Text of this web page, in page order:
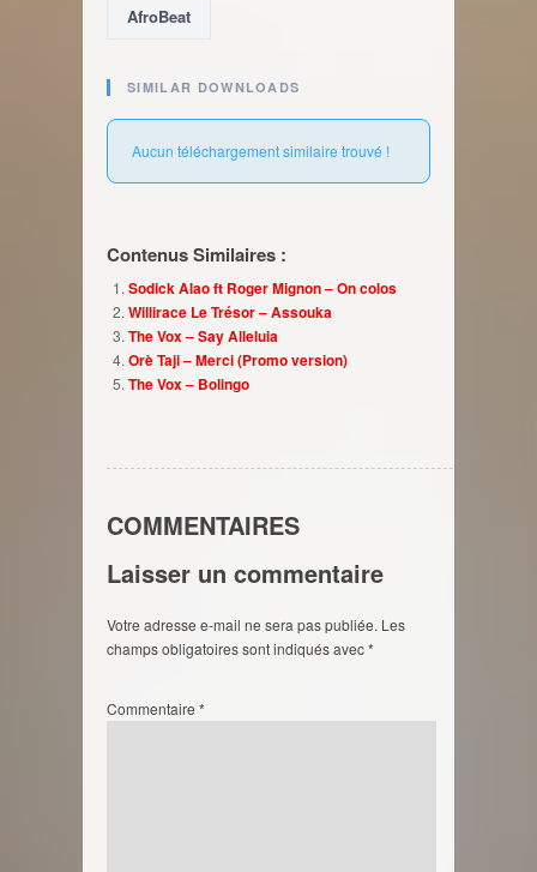
AfroBeat
SIMILAR DOWNLOADS
Aucun téléchargement similaire trouvé !
Contenus Similaires :
Sodick Alao ft Roger Mignon – On colos
Willirace Le Trésor – Assouka
The Vox – Say Alleluia
Orè Taji – Merci (Promo version)
The Vox – Bolingo
COMMENTAIRES
Laisser un commentaire
Votre adresse e-mail ne sera pas publiée. Les
champs obligatoires sont indiqués avec*
Commentaire *